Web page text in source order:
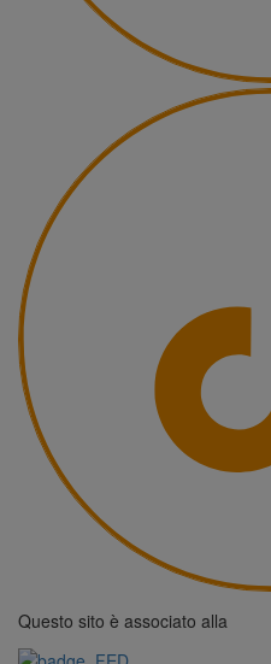
Questo sito è associato alla